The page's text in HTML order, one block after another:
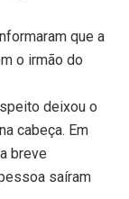
que a
o irmão do
deixou o
cabeça. Em
breve
saíram